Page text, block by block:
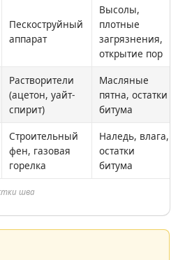
шва
Пескоструйный
аппарат
Высолы,
плотные
загрязнения,
открытие пор
Растворители
(ацетон, уайт-
спирит)
Масляные
пятна, остатки
битума
Строительный
фен, газовая
горелка
Наледь, влага,
остатки
битума